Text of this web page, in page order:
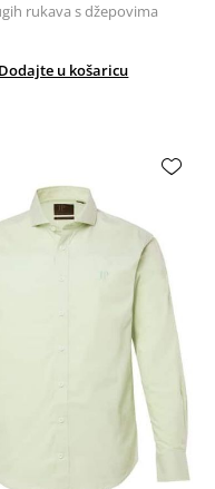
rukava s džepovima
Dodajte u košaricu